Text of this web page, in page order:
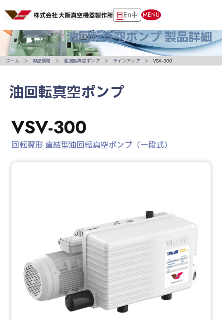
日En中 MENU
油回転真空ポンプ製品詳細
油回転真空ポンプ
VSV-300
回転翼形 直結型油回転真空ポンプ（一段式）
ホーム 製品情報 油回転真空ポンプ ラインアップ VSV-300